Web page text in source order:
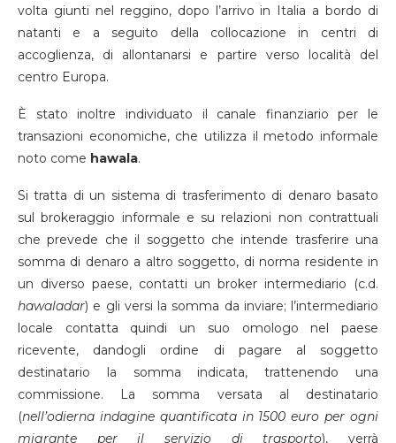
volta giunti nel reggino, dopo l’arrivo in Italia a bordo di
natanti e a seguito della collocazione in centri di
accoglienza, di allontanarsi e partire verso località del
centro Europa.
È stato inoltre individuato il canale finanziario per le
transazioni economiche, che utilizza il metodo informale
noto come hawala.
Si tratta di un sistema di trasferimento di denaro basato
sul brokeraggio informale e su relazioni non contrattuali
che prevede che il soggetto che intende trasferire una
somma di denaro a altro soggetto, di norma residente in
un diverso paese, contatti un broker intermediario (c.d.
hawaladar) e gli versi la somma da inviare; l’intermediario
locale contatta quindi un suo omologo nel paese
ricevente, dandogli ordine di pagare al soggetto
destinatario la somma indicata, trattenendo una
commissione. La somma versata al destinatario
(nell’odierna indagine quantificata in 1500 euro per ogni
migrante per il servizio di trasporto), verrà